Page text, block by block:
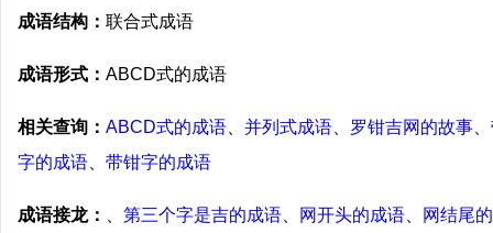
成语结构： 联合式成语
成语形式： ABCD式的成语
相关查询： ABCD式的成语 并列式成语 罗钳吉网的故事
字的成语
带钳字的成语
成语接龙： 第三个字是吉的成语 网开头的成语 网结尾